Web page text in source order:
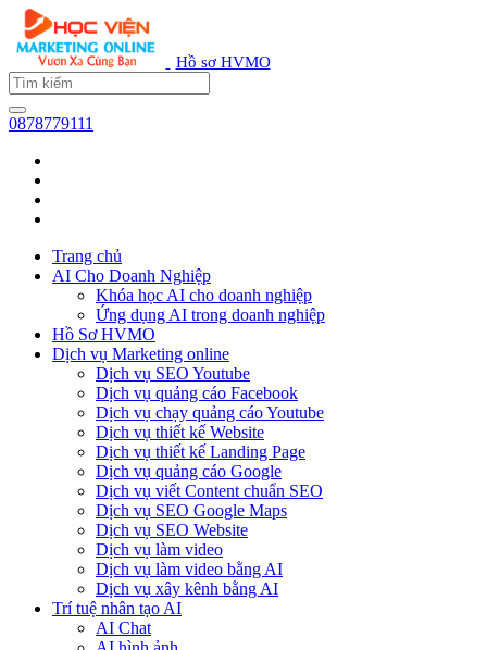
Hồ sơ HVMO
0878779111
Trang chủ
AI Cho Doanh Nghiệp
Khóa học AI cho doanh nghiệp
Ứng dụng AI trong doanh nghiệp
Hồ Sơ HVMO
Dịch vụ Marketing online
Dịch vụ SEO Youtube
Dịch vụ quảng cáo Facebook
Dịch vụ chạy quảng cáo Youtube
Dịch vụ thiết kế Website
Dịch vụ thiết kế Landing Page
Dịch vụ quảng cáo Google
Dịch vụ viết Content chuẩn SEO
Dịch vụ SEO Google Maps
Dịch vụ SEO Website
Dịch vụ làm video
Dịch vụ làm video bằng AI
Dịch vụ xây kênh bằng AI
Trí tuệ nhân tạo AI
AI Chat